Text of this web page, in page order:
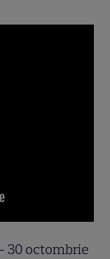
30 octombrie